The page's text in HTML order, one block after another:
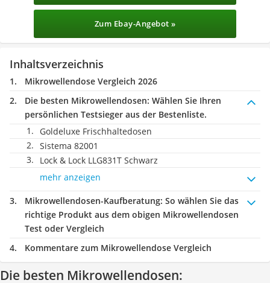
Zum Ebay-Angebot »
Inhaltsverzeichnis
Mikrowellendose Vergleich 2026
Die besten Mikrowellendosen: Wählen Sie Ihren
persönlichen Testsieger aus der Bestenliste.
Goldeluxe Frischhaltedosen
Sistema 82001
Lock & Lock LLG831T Schwarz
mehr anzeigen
Mikrowellendosen-Kaufberatung: So wählen Sie das
richtige Produkt aus dem obigen Mikrowellendosen
Test oder Vergleich
Kommentare zum Mikrowellendose Vergleich
Die besten Mikrowellendosen: